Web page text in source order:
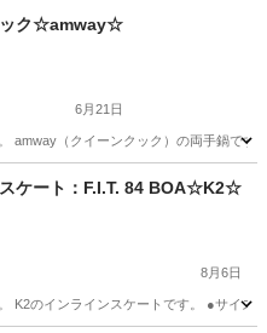
家電 ロールブラシアイロン
ック☆amway☆
6月21日
amway（クイーンクック）の両手鍋で
具
スケート：F.I.T. 84 BOA☆K2☆
8月6日
K2のインラインスケートです。 ●サイ